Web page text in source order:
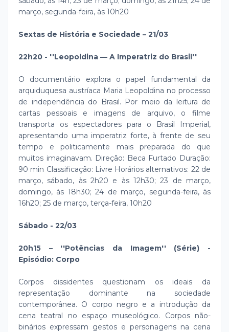
março, segunda-feira, às 10h20
Sextas de História e Sociedade – 21/03
22h20 - ''Leopoldina — A Imperatriz do Brasil''
O documentário explora o papel fundamental da
arquiduquesa austríaca Maria Leopoldina no processo
de independência do Brasil. Por meio da leitura de
cartas pessoais e imagens de arquivo, o filme
transporta os espectadores para o Brasil Imperial,
apresentando uma imperatriz forte, à frente de seu
tempo e politicamente mais preparada do que
muitos imaginavam. Direção: Beca Furtado Duração:
90 min Classificação: Livre Horários alternativos: 22 de
março, sábado, às 2h20 e às 12h30; 23 de março,
domingo, às 18h30; 24 de março, segunda-feira, às
16h20; 25 de março, terça-feira, 10h20
Sábado - 22/03
20h15 – ''Potências da Imagem'' (Série) -
Episódio: Corpo
Corpos dissidentes questionam os ideais da
representação dominante na sociedade
contemporânea. O corpo negro e a introdução da
cena teatral no espaço museológico. Corpos não-
binários expressam gestos e personagens na cena